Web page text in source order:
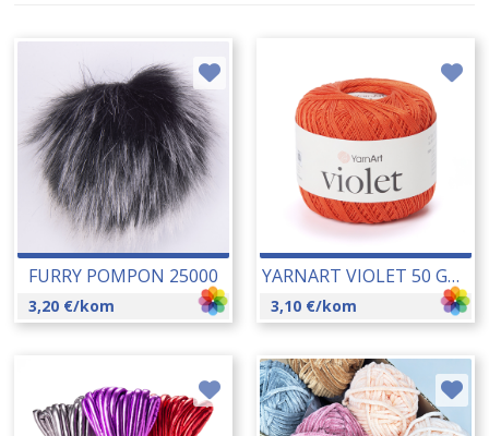
FURRY POMPON 25000
3,20 €/kom
YARNART VIOLET 50 GR 25005
3,10 €/kom